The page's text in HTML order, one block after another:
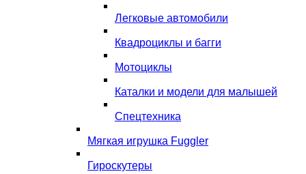
Легковые автомобили
Квадроциклы и багги
Мотоциклы
Каталки и модели для малышей
Спецтехника
Мягкая игрушка Fuggler
Гироскутеры